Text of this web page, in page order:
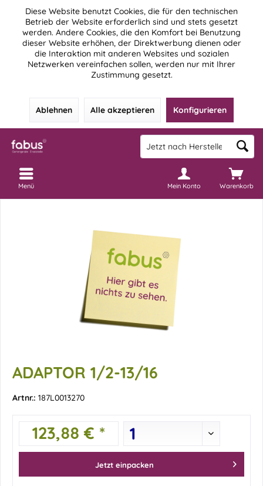
Diese Website benutzt Cookies, die für den technischen
Betrieb der Website erforderlich sind und stets gesetzt
werden. Andere Cookies, die den Komfort bei Benutzung
dieser Website erhöhen, der Direktwerbung dienen oder
die Interaktion mit anderen Websites und sozialen
Netzwerken vereinfachen sollen, werden nur mit Ihrer
Zustimmung gesetzt.
Ablehnen Alle akzeptieren Konfigurieren
Warenkorb
Mein Konto
Menü
ADAPTOR 1/2-13/16
Artnr.: 187L0013270
123,88 € *
Jetzt einpacken